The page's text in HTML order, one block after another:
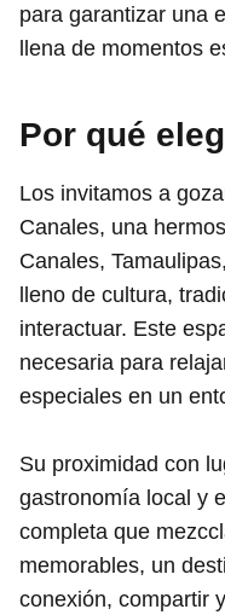
para garantizar una
llena de momentos
Por qué
Los invitamos a
Canales, una
Canales,
lleno de cultura,
interactuar. Este
necesaria para
especiales en un
Su proximidad con
gastronomía local y
completa que
memorables, un
conexión, compartir